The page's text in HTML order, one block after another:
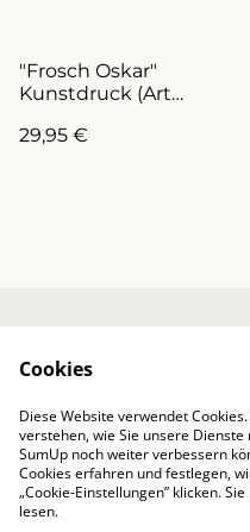
"Frosch Oskar"
Kunstdruck (Art
29,95 €
AGB / Impressum
Cookies
Diese Website verwendet
verstehen, wie Sie unsere
SumUp noch weiter verbessern
Cookies erfahren und festlegen,
„Cookie-Einstellungen” klicken.
lesen.